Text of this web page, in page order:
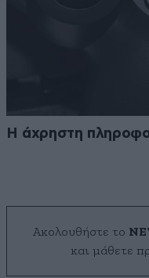
Η άχρηστη
Ακολουθήστε το
και μάθετε